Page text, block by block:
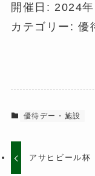
開催日: 2024
カテゴリー:優
優待デー・施設
アサヒビール杯